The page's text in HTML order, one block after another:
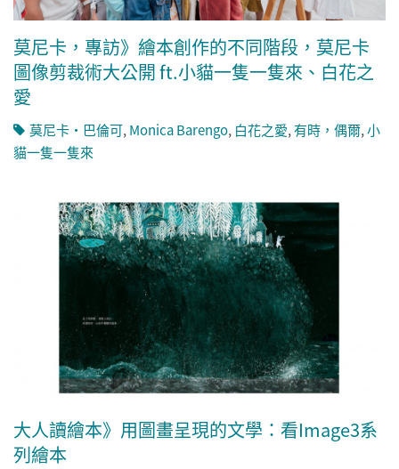
莫尼卡，專訪》繪本創作的不同階段，莫尼卡
圖像剪裁術大公開 ft.小貓一隻一隻來、白花之
愛
莫尼卡・巴倫可, Monica Barengo, 白花之愛,有時，偶爾,小
貓一隻一隻來
大人讀繪本》用圖畫呈現的文學：看Image3系
列繪本